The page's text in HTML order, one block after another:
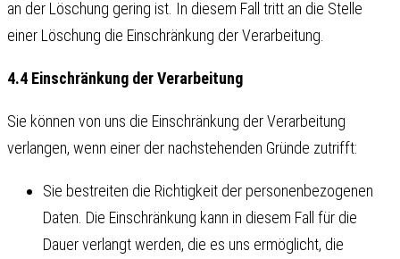
an der Löschung gering ist. In diesem Fall tritt an die Stelle
einer Löschung die Einschränkung der Verarbeitung.
4.4 Einschränkung der Verarbeitung
Sie können von uns die Einschränkung der Verarbeitung
verlangen, wenn einer der nachstehenden Gründe zutrifft:
Sie bestreiten die Richtigkeit der personenbezogenen
Daten. Die Einschränkung kann in diesem Fall für die
Dauer verlangt werden, die es uns ermöglicht, die